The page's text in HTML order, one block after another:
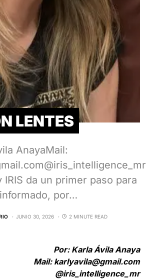
LENTES
AnayaMail:
IRIS da un primer paso para
por…
JUNIO 30, 2026 2 MINUTE READ
Por: Karla Ávila Anaya
Mail: karlyavila@gmail.com
@iris_intelligence_mr